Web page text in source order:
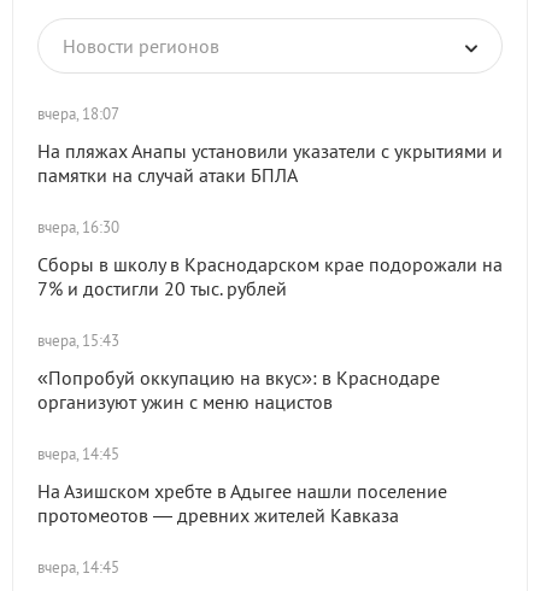
Новости регионов
вчера, 18:07
На пляжах Анапы установили указатели с укрытиями и
памятки на случай атаки БПЛА
вчера, 16:30
Сборы в школу в Краснодарском крае подорожали на
7% и достигли 20 тыс. рублей
вчера, 15:43
«Попробуй оккупацию на вкус»: в Краснодаре
организуют ужин с меню нацистов
вчера, 14:45
На Азишском хребте в Адыгее нашли поселение
протомеотов — древних жителей Кавказа
вчера, 14:45